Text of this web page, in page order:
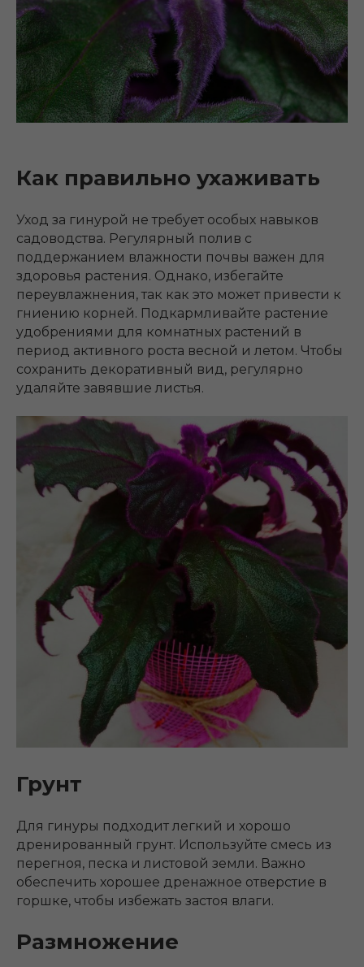
Как правильно ухаживать
Уход за гинурой не требует особых навыков
садоводства. Регулярный полив с
поддержанием влажности почвы важен для
здоровья растения. Однако, избегайте
переувлажнения, так как это может привести к
гниению корней. Подкармливайте растение
удобрениями для комнатных растений в
период активного роста весной и летом. Чтобы
сохранить декоративный вид, регулярно
удаляйте завявшие листья.
Грунт
Для гинуры подходит легкий и хорошо
дренированный грунт. Используйте смесь из
перегноя, песка и листовой земли. Важно
обеспечить хорошее дренажное отверстие в
горшке, чтобы избежать застоя влаги.
Размножение